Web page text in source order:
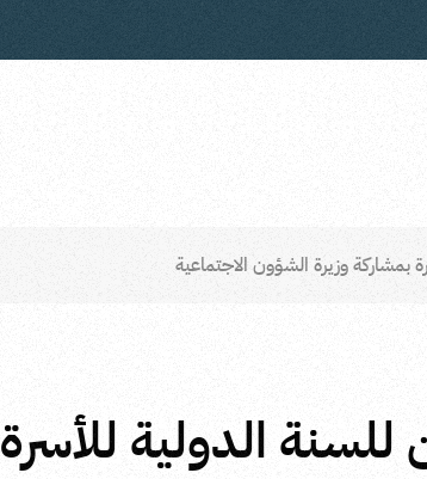
بمشاركة وزيرة الشؤون الاجتماعية
للسنة الدولية